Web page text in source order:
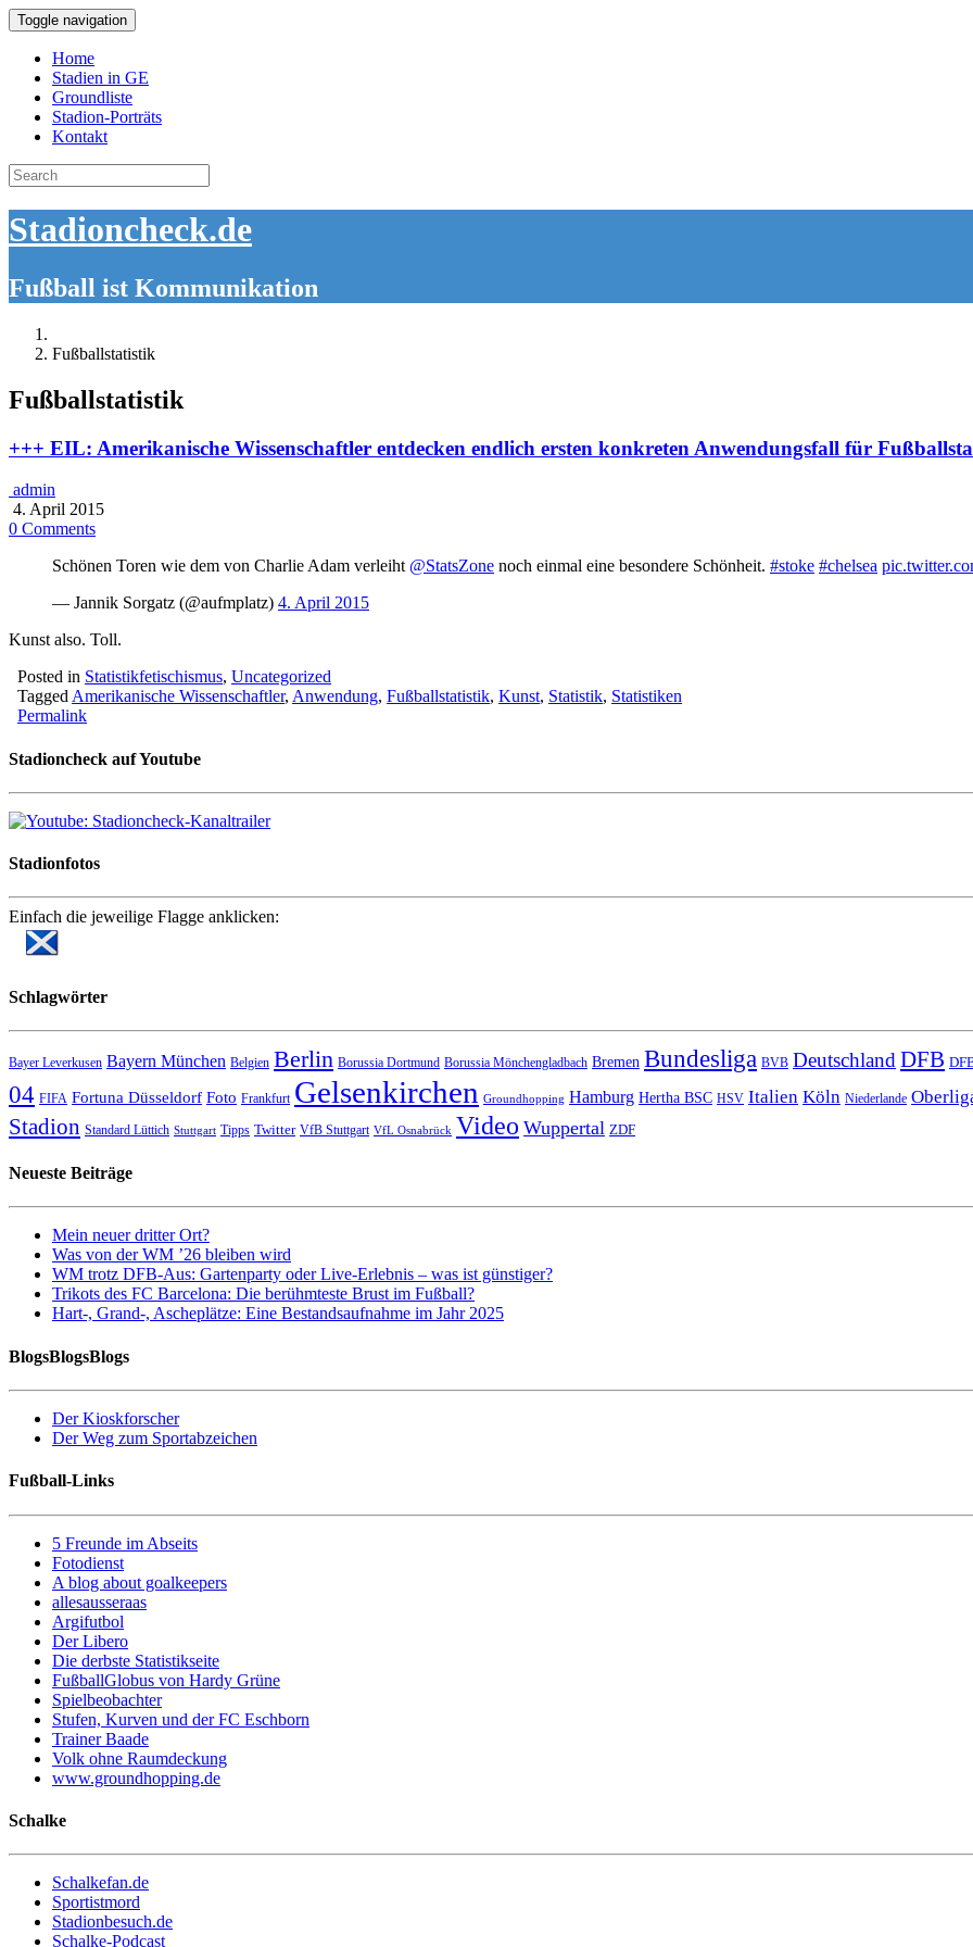
Toggle navigation
Home
Stadien in GE
Groundliste
Stadion-Porträts
Kontakt
Search
for:
Stadioncheck.de
Fußball ist Kommunikation
Fußballstatistik
Fußballstatistik
+++ EIL: Amerikanische Wissenschaftler entdecken endlich ersten konkreten Anwendungsfall für
admin
4. April 2015
0 Comments
Schönen Toren wie dem von Charlie Adam verleiht @StatsZone noch einmal eine besondere Schönheit. #stoke #chelsea
— Jannik Sorgatz (@aufmplatz) 4. April 2015
Kunst also. Toll.
Posted in Statistikfetischismus, Uncategorized
Tagged Amerikanische Wissenschaftler, Anwendung, Fußballstatistik, Kunst, Statistik, Statistiken
Permalink
Stadioncheck auf Youtube
Stadionfotos
Einfach die jeweilige Flagge anklicken:
Schlagwörter
Bayer Leverkusen Bayern München Belgien Berlin Borussia Dortmund Borussia Mönchengladbach Bremen Bundesliga BVB Deutschland DFB
04 FIFA Fortuna Düsseldorf Foto Frankfurt Gelsenkirchen Groundhopping Hamburg Hertha BSC HSV Italien Köln Niederlande
Stadion Standard Lüttich Stuttgart Tipps Twitter VfB Stuttgart VfL Osnabrück Video Wuppertal ZDF
Neueste Beiträge
Mein neuer dritter Ort?
Was von der WM ’26 bleiben wird
WM trotz DFB-Aus: Gartenparty oder Live-Erlebnis – was ist günstiger?
Trikots des FC Barcelona: Die berühmteste Brust im Fußball?
Hart-, Grand-, Ascheplätze: Eine Bestandsaufnahme im Jahr 2025
BlogsBlogsBlogs
Der Kioskforscher
Der Weg zum Sportabzeichen
Fußball-Links
5 Freunde im Abseits
Fotodienst
A blog about goalkeepers
allesausseraas
Argifutbol
Der Libero
Die derbste Statistikseite
FußballGlobus von Hardy Grüne
Spielbeobachter
Stufen, Kurven und der FC Eschborn
Trainer Baade
Volk ohne Raumdeckung
www.groundhopping.de
Schalke
Schalkefan.de
Sportistmord
Stadionbesuch.de
Schalke-Podcast